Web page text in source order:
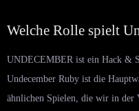
Welche Rolle spielt
UNDECEMBER ist ein Hack &
Undecember Ruby ist die
ähnlichen Spielen, die wir in der